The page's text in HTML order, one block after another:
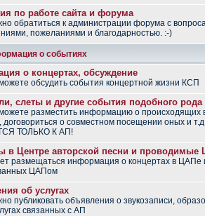
по работе сайта и форума
обратиться к администрации форума с
пожеланиями и благодарностью. :-)
о событиях
о концертах, обсуждение
обсудить события концертной жизни КСП
слеты и другие события подобного рода
разместить информацию о
договориться о совместном посещении оных и
ТОЛЬКО К АП!
в Центре авторской песни и
размещаться информация о концертах в ЦАПе
ЦАПом
об услугах
публиковать объявления о звукозаписи,
связанных с АП